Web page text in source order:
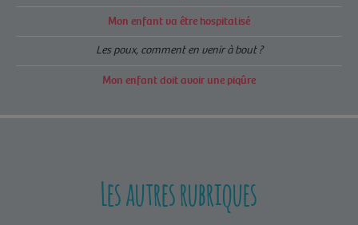
Mon enfant va être hospitalisé
Les poux, comment en venir à bout ?
Mon enfant doit avoir une piqûre
Les autres rubriques